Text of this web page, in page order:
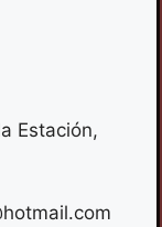
Estación,